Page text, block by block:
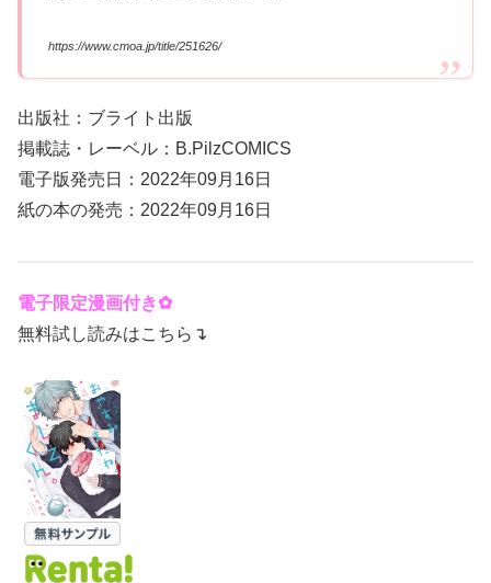
https://www.cmoa.jp/title/251626/
出版社：ブライト出版
掲載誌・レーベル：B.PilzCOMICS
電子版発売日：2022年09月16日
紙の本の発売：2022年09月16日
電子限定漫画付き✿
無料試し読みはこちら↴